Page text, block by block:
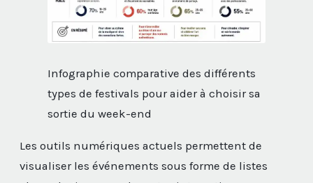
Infographie comparative des différents
types de festivals pour aider à choisir sa
sortie du week-end
Les outils numériques actuels permettent de
visualiser les événements sous forme de listes